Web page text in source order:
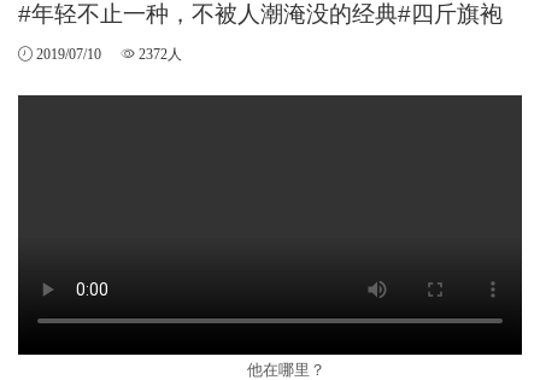
#年轻不止一种，不被人潮淹没的经典#四斤旗袍
2019/07/10 2372人
他在哪里？